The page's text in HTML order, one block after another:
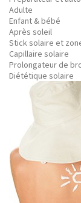
Adulte
Enfant & bébé
Après soleil
Stick solaire et
Capillaire solaire
Prolongateur de
Diététique solaire